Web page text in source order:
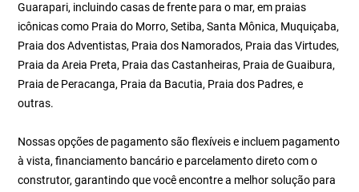
Guarapari, incluindo casas de frente para o mar, em praias
icônicas como Praia do Morro, Setiba, Santa Mônica, Muquiçaba,
Praia dos Adventistas, Praia dos Namorados, Praia das Virtudes,
Praia da Areia Preta, Praia das Castanheiras, Praia de Guaibura,
Praia de Peracanga, Praia da Bacutia, Praia dos Padres, e
outras.
Nossas opções de pagamento são flexíveis e incluem pagamento
à vista, financiamento bancário e parcelamento direto com o
construtor, garantindo que você encontre a melhor solução para